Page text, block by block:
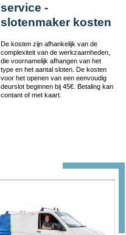
service -
slotenmaker kosten
De kosten zijn afhankelijk van de
complexiteit van de werkzaamheden,
die voornamelijk afhangen van het
type en het aantal sloten. De kosten
voor het openen van een eenvoudig
deurslot beginnen bij 45€. Betaling kan
contant of met kaart.